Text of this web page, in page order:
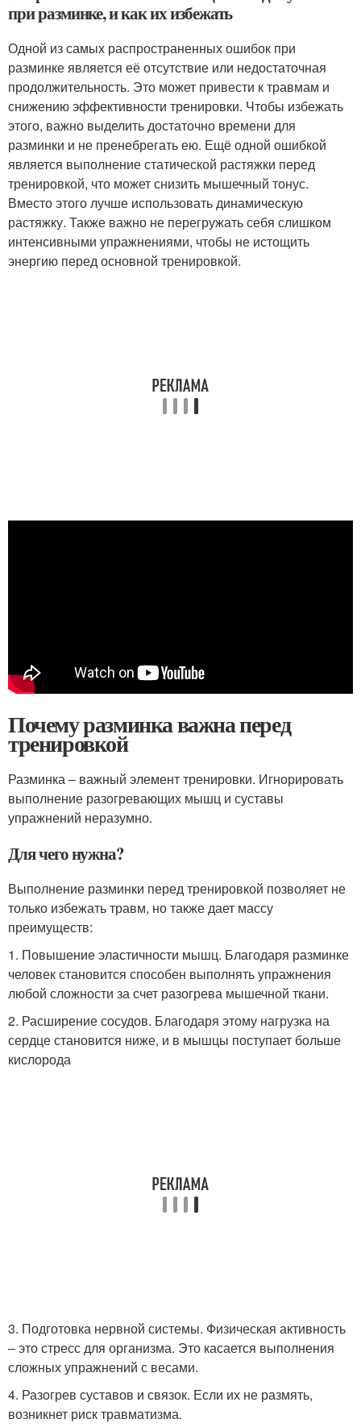
при разминке, и как их избежать
Одной из самых распространенных ошибок при
разминке является её отсутствие или недостаточная
продолжительность. Это может привести к травмам и
снижению эффективности тренировки. Чтобы избежать
этого, важно выделить достаточно времени для
разминки и не пренебрегать ею. Ещё одной ошибкой
является выполнение статической растяжки перед
тренировкой, что может снизить мышечный тонус.
Вместо этого лучше использовать динамическую
растяжку. Также важно не перегружать себя слишком
интенсивными упражнениями, чтобы не истощить
энергию перед основной тренировкой.
Почему разминка важна перед
тренировкой
Разминка – важный элемент тренировки. Игнорировать
выполнение разогревающих мышц и суставы
упражнений неразумно.
Для чего нужна?
Выполнение разминки перед тренировкой позволяет не
только избежать травм, но также дает массу
преимуществ:
1. Повышение эластичности мышц. Благодаря разминке
человек становится способен выполнять упражнения
любой сложности за счет разогрева мышечной ткани.
2. Расширение сосудов. Благодаря этому нагрузка на
сердце становится ниже, и в мышцы поступает больше
кислорода
3. Подготовка нервной системы. Физическая активность
– это стресс для организма. Это касается выполнения
сложных упражнений с весами.
4. Разогрев суставов и связок. Если их не размять,
возникнет риск травматизма.